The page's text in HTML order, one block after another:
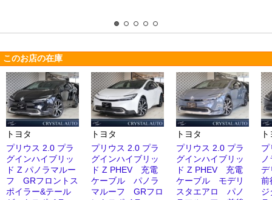
このお店の在庫
トヨタ
プリウス 2.0 プラ
グインハイブリッ
ド Z パノラマルー
フ GRフロントス
ポイラー&テール
トヨタ
プリウス 2.0 プラ
グインハイブリッ
ド Z PHEV 充電
ケーブル パノラ
マルーフ GRフロ
トヨタ
プリウス 2.0 プラ
グインハイブリッ
ド Z PHEV 充電
ケーブル モデリ
スタエアロ パノ
プ
前
ジ